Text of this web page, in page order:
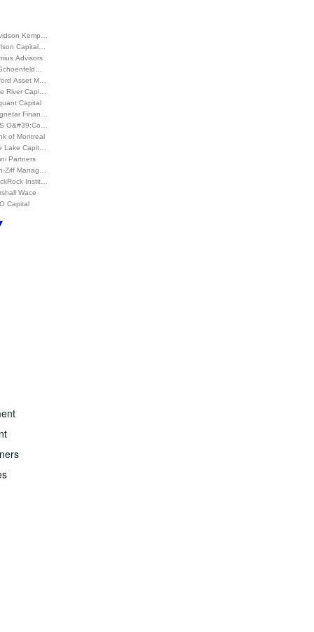
Kemp…
Capital…
Advisors
Asset M…
River Capi…
Capital
Finan…
O&#39;Co…
of Montreal
Lake Capit…
Partners
Ziff Manag…
Instit…
Wace
Capital